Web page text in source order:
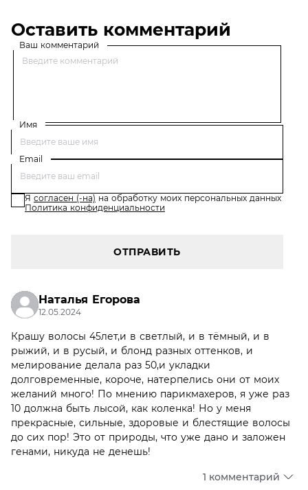
Оставить комментарий
Ваш комментарий
Имя
Email
Я согласен (-на) на обработку моих персональных данных
Политика конфиденциальности
ОТПРАВИТЬ
Наталья Егорова
12.05.2024
Крашу волосы 45лет,и в светлый, и в тёмный, и в
рыжий, и в русый, и блонд разных оттенков, и
мелирование делала раз 50,и укладки
долговременные, короче, натерпелись они от моих
желаний много! По мнению парикмахеров, я уже раз
10 должна быть лысой, как коленка! Но у меня
прекрасные, сильные, здоровые и блестящие волосы
до сих пор! Это от природы, что уже дано и заложен
генами, никуда не денешь!
1 комментарий